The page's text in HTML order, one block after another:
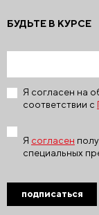
БУДЬТЕ В КУРСЕ
Я согласен на
соответствии с
Я согласен
специальных
подписаться